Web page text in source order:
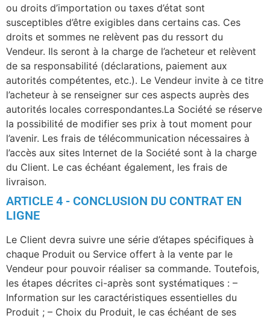
ou droits d’importation ou taxes d’état sont
susceptibles d’être exigibles dans certains cas. Ces
droits et sommes ne relèvent pas du ressort du
Vendeur. Ils seront à la charge de l’acheteur et relèvent
de sa responsabilité (déclarations, paiement aux
autorités compétentes, etc.). Le Vendeur invite à ce titre
l’acheteur à se renseigner sur ces aspects auprès des
autorités locales correspondantes.La Société se réserve
la possibilité de modifier ses prix à tout moment pour
l’avenir. Les frais de télécommunication nécessaires à
l’accès aux sites Internet de la Société sont à la charge
du Client. Le cas échéant également, les frais de
livraison.
ARTICLE 4 - CONCLUSION DU CONTRAT EN
LIGNE
Le Client devra suivre une série d’étapes spécifiques à
chaque Produit ou Service offert à la vente par le
Vendeur pour pouvoir réaliser sa commande. Toutefois,
les étapes décrites ci-après sont systématiques : –
Information sur les caractéristiques essentielles du
Produit ; – Choix du Produit, le cas échéant de ses